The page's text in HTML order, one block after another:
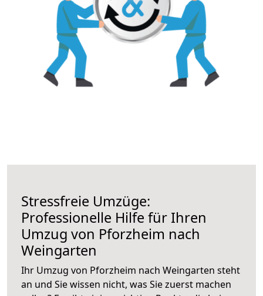
Stressfreie Umzüge:
Professionelle Hilfe für Ihren
Umzug von Pforzheim nach
Weingarten
Ihr Umzug von Pforzheim nach Weingarten steht
an und Sie wissen nicht, was Sie zuerst machen